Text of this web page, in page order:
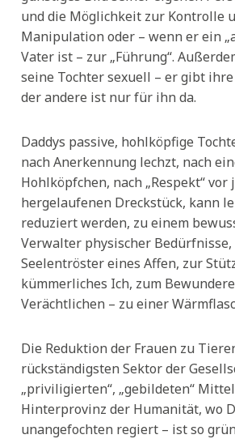
und die Möglichkeit zur Kontrolle
Manipulation oder – wenn er ein
Vater ist – zur „Führung“.
seine Tochter sexuell – er gibt ihre
der andere ist nur für ihn da.
Daddys passive, hohlköpfige
nach Anerkennung lechzt, nach
Hohlköpfchen, nach „Respekt“ vor
hergelaufenen Dreckstück, kann
reduziert werden, zu einem
Verwalter physischer Bedürfnisse,
Seelentröster eines Affen, zur
kümmerliches Ich, zum
Verächtlichen – zu einer
Die Reduktion der Frauen zu
rückständigsten Sektor der
„priviligierten“, „gebildeten“
Hinterprovinz der Humanität, wo
unangefochten regiert – ist so